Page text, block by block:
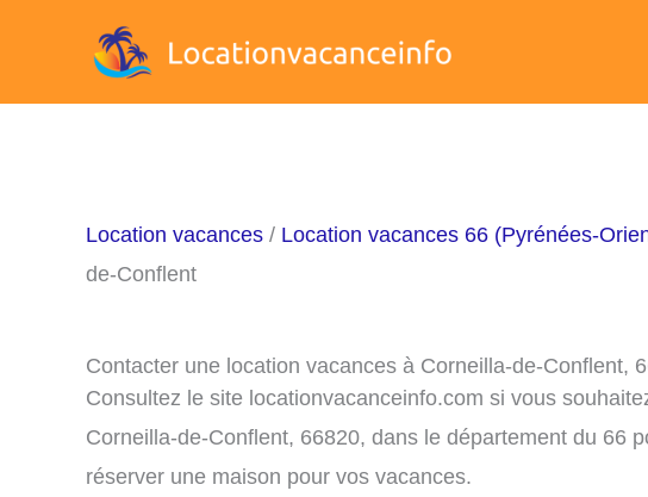
Location vacances / Location vacances 66 (Pyrénées-
de-Conflent
Contacter une location vacances à Corneilla-de-Conflent,
Consultez le site locationvacanceinfo.com si vous
Corneilla-de-Conflent, 66820, dans le département du 66
réserver une maison pour vos vacances.